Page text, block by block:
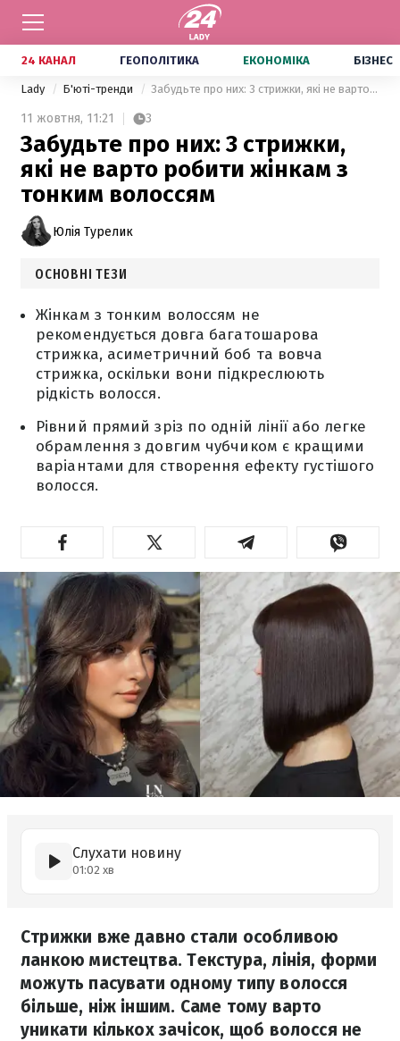
24 КАНАЛ ГЕОПОЛІТИКА ЕКОНОМІКА БІЗНЕС
Lady Б'юті-тренди Забудьте про них: 3 стрижки, які не варто робити жінкам з тонким волоссям
11 жовтня, 11:21 3
Забудьте про них: 3 стрижки,
які не варто робити жінкам з
тонким волоссям
Юлія Турелик
ОСНОВНІ ТЕЗИ
Жінкам з тонким волоссям не
рекомендується довга багатошарова
стрижка, асиметричний боб та вовча
стрижка, оскільки вони підкреслюють
рідкість волосся.
Рівний прямий зріз по одній лінії або легке
обрамлення з довгим чубчиком є кращими
варіантами для створення ефекту густішого
волосся.
Слухати новину
01:02 хв
Стрижки вже давно стали особливою
ланкою мистецтва. Текстура, лінія, форми
можуть пасувати одному типу волосся
більше, ніж іншим. Саме тому варто
уникати кількох зачісок, щоб волосся не